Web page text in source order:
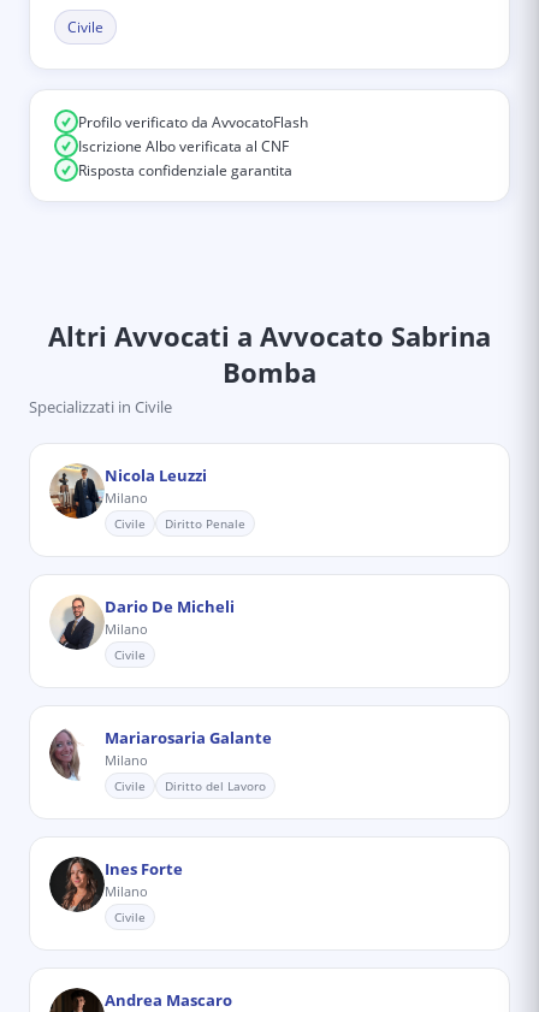
Civile
Profilo verificato da AvvocatoFlash
Iscrizione Albo verificata al CNF
Risposta confidenziale garantita
Altri Avvocati a Avvocato Sabrina
Bomba
Specializzati in Civile
Nicola Leuzzi
Milano
Civile Diritto Penale
Dario De Micheli
Milano
Civile
Mariarosaria Galante
Milano
Civile Diritto del Lavoro
Ines Forte
Milano
Civile
Andrea Mascaro